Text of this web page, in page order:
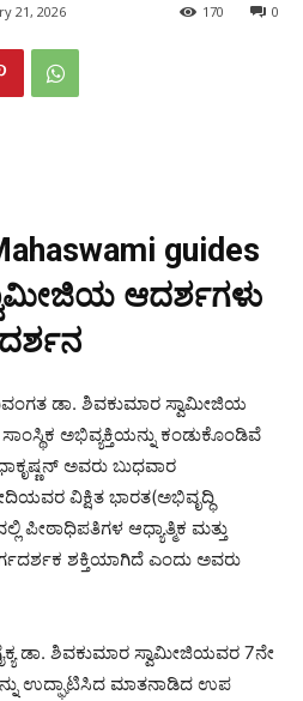
21, 2026 0
170
guides
ಆದರ್ಶಗಳು
ಡಾ. ಶಿವಕುಮಾರ ಸ್ವಾಮೀಜಿಯ
ಅಭಿವ್ಯಕ್ತಿಯನ್ನು ಕಂಡುಕೊಂಡಿವೆ
ಅವರು ಬುಧವಾರ
ವಿಕ್ಷಿತ ಭಾರತ(ಅಭಿವೃದ್ಧಿ
ಪೀಠಾಧಿಪತಿಗಳ ಆಧ್ಯಾತ್ಮಿಕ ಮತ್ತು
ಶಕ್ತಿಯಾಗಿದೆ ಎಂದು ಅವರು
ಡಾ. ಶಿವಕುಮಾರ ಸ್ವಾಮೀಜಿಯವರ 7ನೇ
ಉದ್ಘಾಟಿಸಿದ ಮಾತನಾಡಿದ ಉಪ